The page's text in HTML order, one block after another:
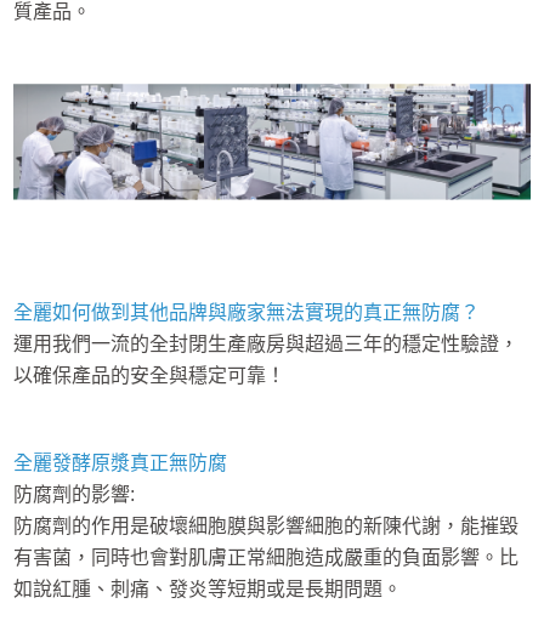
質產品。
全麗如何做到其他品牌與廠家無法實現的真正無防腐？
運用我們一流的全封閉生產廠房與超過三年的穩定性驗證，
以確保產品的安全與穩定可靠！
全麗發酵原漿真正無防腐
防腐劑的影響:
防腐劑的作用是破壞細胞膜與影響細胞的新陳代謝，能摧毀
有害菌，同時也會對肌膚正常細胞造成嚴重的負面影響。比
如說紅腫、刺痛、發炎等短期或是長期問題。